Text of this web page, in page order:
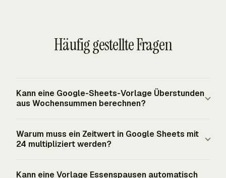
Häufig gestellte Fragen
Kann eine Google-Sheets-Vorlage Überstunden
aus Wochensummen berechnen?
mit einer auf 40 begrenzten Zeile für reguläre Stunden
und einer Überstundenzeile für den Überschuss aufteilen.
Warum muss ein Zeitwert in Google Sheets mit
24 multipliziert werden?
Kann eine Vorlage Essenspausen automatisch